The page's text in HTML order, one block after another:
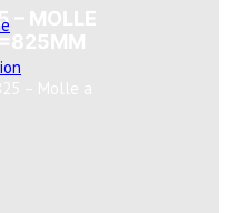
MOLLE